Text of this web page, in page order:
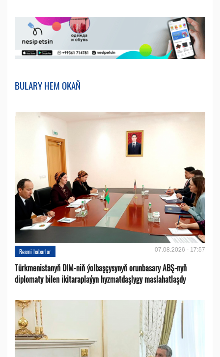
BULARY HEM OKAŇ
Resmi habarlar 07.08.2026 - 17:57
Türkmenistanyň DIM-niň ýolbaşçysynyň orunbasary ABŞ-nyň
diplomaty bilen ikitaraplaýyn hyzmatdaşlygy maslahatlaşdy